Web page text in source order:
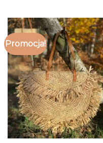
Promocja!